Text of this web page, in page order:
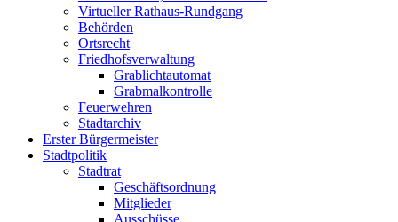
Virtueller Rathaus-Rundgang
Behörden
Ortsrecht
Friedhofsverwaltung
Grablichtautomat
Grabmalkontrolle
Feuerwehren
Stadtarchiv
Erster Bürgermeister
Stadtpolitik
Stadtrat
Geschäftsordnung
Mitglieder
Ausschüsse